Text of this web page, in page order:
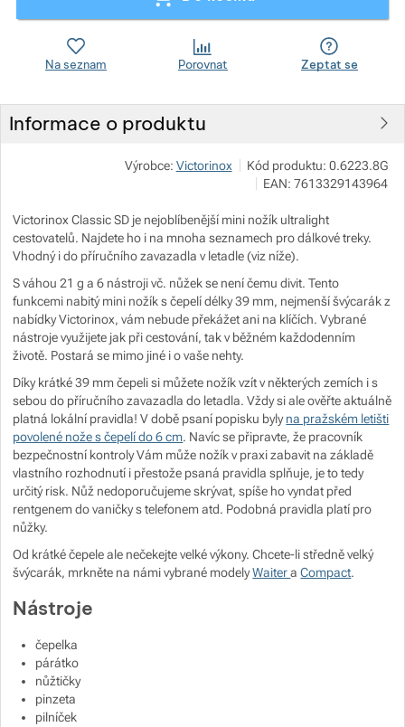
Na seznam Porovnat Zeptat se
Informace o produktu
Výrobce: Victorinox Kód produktu: 0.6223.8G
EAN: 7613329143964
Victorinox Classic SD je nejoblíbenější mini nožík ultralight
cestovatelů. Najdete ho i na mnoha seznamech pro dálkové treky.
Vhodný i do příručního zavazadla v letadle (viz níže).
S váhou 21 g a 6 nástroji vč. nůžek se není čemu divit. Tento
funkcemi nabitý mini nožík s čepelí délky 39 mm, nejmenší švýcarák z
nabídky Victorinox, vám nebude překážet ani na klíčích. Vybrané
nástroje využijete jak při cestování, tak v běžném každodenním
životě. Postará se mimo jiné i o vaše nehty.
Díky krátké 39 mm čepeli si můžete nožík vzít v některých zemích i s
sebou do příručního zavazadla do letadla. Vždy si ale ověřte aktuálně
platná lokální pravidla! V době psaní popisku bylyna pražském letišti
povolené nože s čepelí do 6 cm. Navíc se připravte, že pracovník
bezpečnostní kontroly Vám může nožík v praxi zabavit na základě
vlastního rozhodnutí i přestože psaná pravidla splňuje, je to tedy
určitý risk. Nůž nedoporučujeme skrývat, spíše ho vyndat před
rentgenem do vaničky s telefonem atd. Podobná pravidla platí pro
nůžky.
Od krátké čepele ale nečekejte velké výkony. Chcete-li středně velký
švýcarák, mrkněte na námi vybrané modelyWaiteraCompact.
Nástroje
čepelka
párátko
nůžtičky
pinzeta
pilníček
Zobrazit více
Zobrazit více
Zobrazit více
Zobrazit více